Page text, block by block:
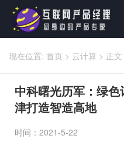
现在位置: 首页 > 云计算 > 正文
中科曙光历军：绿
津打造智造高地
时间：2021-5-22